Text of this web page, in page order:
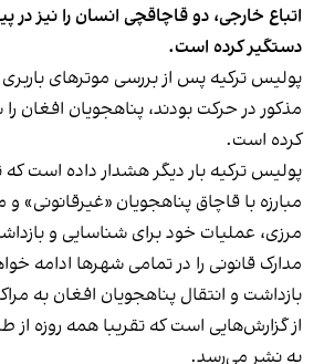
اتباع خارجی، دو قاچاقچی انسان را نیز در
دستگیر کرده است.
پولیس ترکیه پس از بررسی موترهای
مذکور در حرکت بودند، پناهجویان افغان
کرده است.
پولیس ترکیه بار دیگر هشدار داده است که
مبارزه با قاچاق پناهجویان «غیرقانونی»
مرزی، عملیات خود برای شناسایی و
مدارک قانونی را در تمامی شهرها ادامه
بازداشت و انتقال پناهجویان افغان به
از گزارش‌هایی است که تقریبا همه روزه از
به نشر می‌رسد.